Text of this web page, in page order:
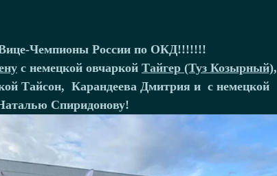
Чемпионы России по ОКД!!!!!!!
с немецкой овчаркой Тайгер (Туз Козырный),
Тайсон,  Карандеева Дмитрия и  с немецкой
Спиридонову!